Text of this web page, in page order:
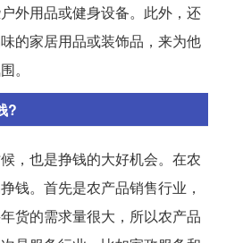
外用品或健身设备。此外，还
的家居用品或装饰品，来为他
。
?
，也是挣钱的大好机会。在农
钱。首先是农产品销售行业，
货的需求量很大，所以农产品